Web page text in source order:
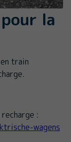
la
train
:
wagens